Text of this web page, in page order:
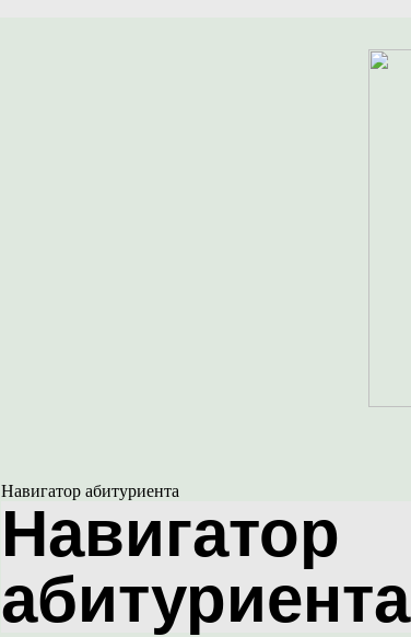
Навигатор абитуриента
Навигатор
абитуриента